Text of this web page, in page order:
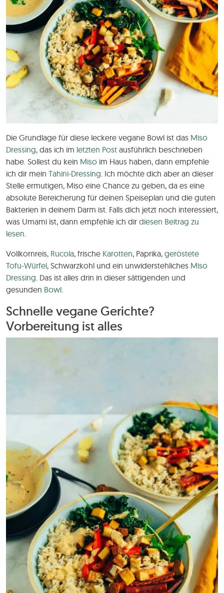
Die Grundlage für diese leckere vegane Bowl ist das Miso
Dressing, das ich im letzten Post ausführlich beschrieben
habe. Sollest du kein Miso im Haus haben, dann empfehle
ich dir mein Tahini-Dressing . Ich möchte dich aber an dieser
Stelle ermutigen, Miso eine Chance zu geben, da es eine
absolute Bereicherung für deinen Speiseplan und die guten
Bakterien in deinem Darm ist. Falls dich jetzt noch interessiert,
was Umami ist, dann empfehle ich dir diesen Beitrag zu
lesen
Vollkornreis, Rucola, frische Karotten, Paprika, geröstete
Tofu-Würfel, Schwarzkohl und ein unwiderstehliches Miso
Dressing . Das ist alles drin in dieser sättigenden und
gesunden Bowl
Schnelle vegane Gerichte?
Vorbereitung ist alles